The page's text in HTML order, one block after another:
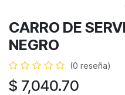
CARRO DE
NEGRO
(0 reseña)
$ 7,040.70